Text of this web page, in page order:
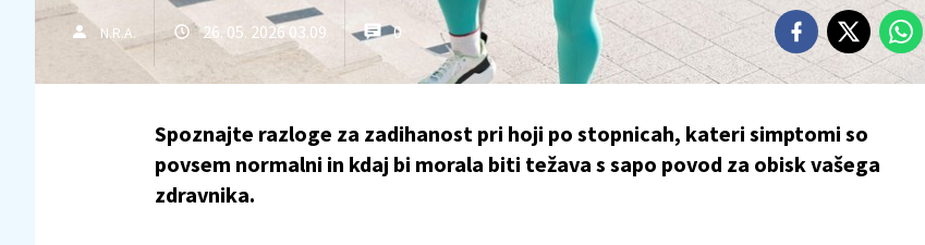
N.R.A. 26. 05. 2026 03.09 0
Spoznajte razloge za zadihanost pri hoji po stopnicah, kateri simptomi so
povsem normalni in kdaj bi morala biti težava s sapo povod za obisk vašega
zdravnika.